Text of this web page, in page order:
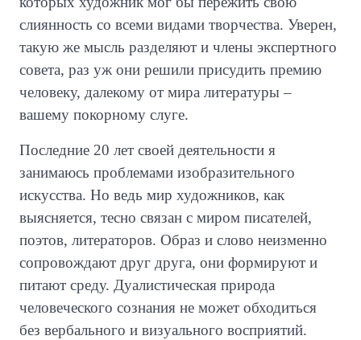
слиянность со всеми видами творчества. Уверен,
такую же мысль разделяют и члены экспертного
совета, раз уж они решили присудить премию
человеку, далекому от мира литературы –
вашему покорному слуге.
Последние 20 лет своей деятельности я
занимаюсь проблемами изобразительного
искусства. Но ведь мир художников, как
выясняется, тесно связан с миром писателей,
поэтов, литераторов. Образ и слово неизменно
сопровождают друг друга, они формируют и
питают среду. Дуалистическая природа
человеческого сознания не может обходиться
без вербального и визуального восприятий.